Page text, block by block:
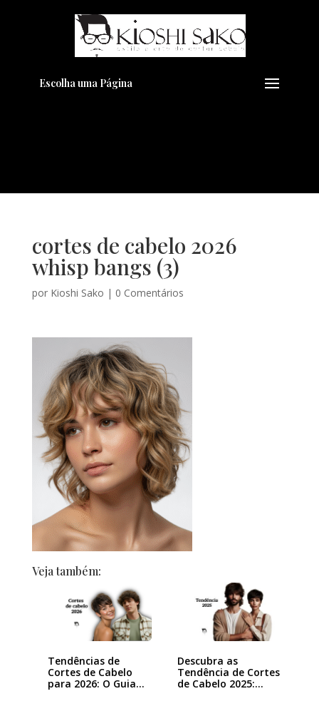
Escolha uma Página
cortes de cabelo 2026
whisp bangs (3)
por Kioshi Sako | 0 Comentários
Veja também:
Tendências de
Cortes de Cabelo
para 2026: O Guia…
Descubra as
Tendência de Cortes
de Cabelo 2025:…
Pensando em transformar seu
Visual??